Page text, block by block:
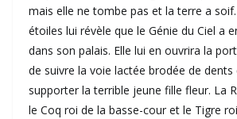
mais elle ne tombe pas et la terre a
étoiles lui révèle que le Génie du Ciel a
dans son palais. Elle lui en ouvrira la
de suivre la voie lactée brodée de
supporter la terrible jeune fille fleur. La
le Coq roi de la basse-cour et le Tigre